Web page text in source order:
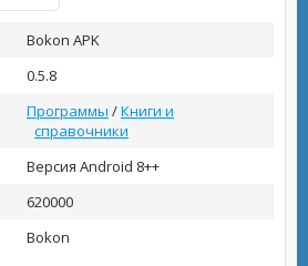
Bokon APK
0.5.8
Программы /Книги и
справочники
Версия Android 8++
620000
Bokon